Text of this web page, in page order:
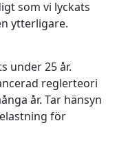
som vi lyckats
ytterligare.
under 25 år.
reglerteori
år. Tar hänsyn
för